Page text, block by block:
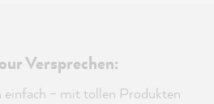
Versprechen:
einfach – mit tollen Produkten